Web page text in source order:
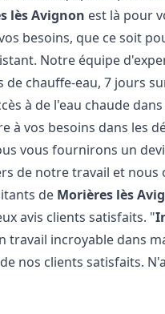
lès Avignon est là pour
besoins, que ce soit
Notre équipe
chauffe-eau, 7 jours
à de l'eau chaude
vos besoins dans les
vous fournirons un
de notre travail et
de Morières lès
avis clients satisfaits. "
travail incroyable dans
nos clients satisfaits.